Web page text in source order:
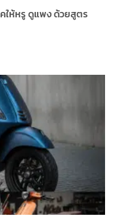
ให้หรู ดูแพง ด้วยสูตร